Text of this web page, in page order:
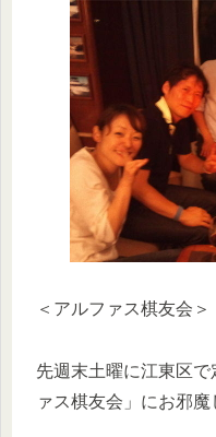
＜アルファス棋友会＞
先週末土曜に江東区
ァス棋友会」にお邪魔